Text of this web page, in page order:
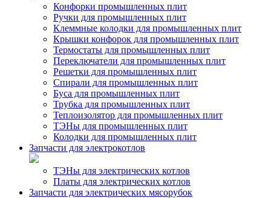
Конфорки промышленных плит
Ручки для промышленных плит
Клеммные колодки для промышленных плит
Крышки конфорок для промышленных плит
Термостаты для промышленных плит
Переключатели для промышленных плит
Решетки для промышленных плит
Спирали для промышленных плит
Буса для промышленных плит
Трубка для промышленных плит
Теплоизолятор для промышленных плит
ТЭНы для промышленных плит
Колодки для промышленных плит
Запчасти для электрокотлов
ТЭНы для электрических котлов
Платы для электрических котлов
Запчасти для электрических мясорубок